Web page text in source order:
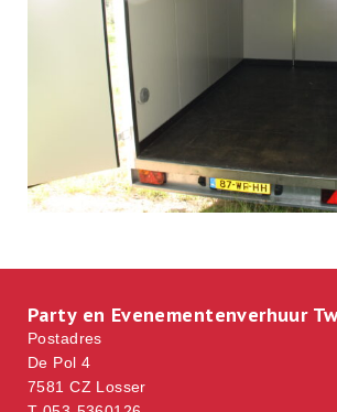
Party en Evenementenverhuur
Postadres
De Pol 4
7581 CZ Losser